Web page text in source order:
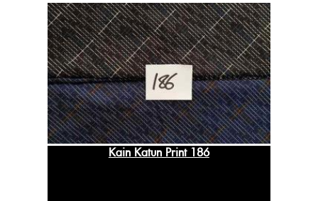
Kain Katun Print 186